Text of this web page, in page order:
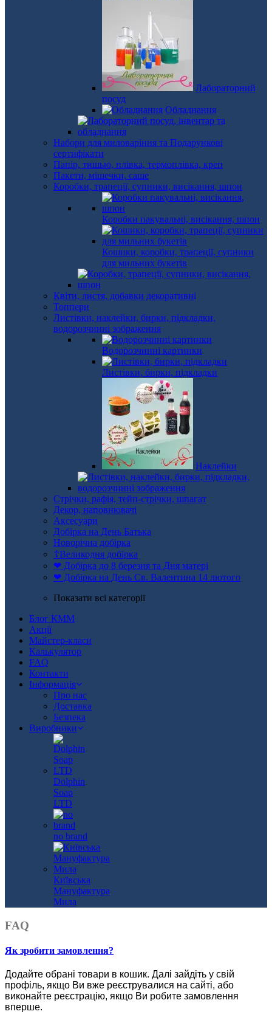
Лабораторний
посуд
Обладнання
Набори для миловаріння та Подарункові
сертифікати
Папір, тишью, плівка, термоплівка, креп
Пакети, мішечки, саше
Коробки, трапеції, супники, висікання, шпон
Коробки пакувальні, висікання, шпон
Кошики, коробки, трапеції, супники
для мильних букетів
Квіти, листя, добавки декоративні
Топпери
Листівки, наклейки, бирки, підкладки,
водорозчинні зображення
Водорозчинні картинки
Листівки, бирки, підкладки
Наклейки
Стрічки, рафія, тейп-стрічки, шпагат
Декор, наповнювачі
Аксесуари
Добірка на День Батька
Новорічна добірка
☦Великодня добірка
❤ Добірка до 8 березня та Дня матері
❤ Добірка на День Св. Валентина 14 лютого
Показати всі категорії
Блог КММ
Акції
Майстер-класи
Калькулятор
FAQ
Контакти
Інформація
Про нас
Доставка
Безпека
Виробники
Dolphin
Soap
LTD
no brand
Київська
Мануфактура
Мила
FAQ
Як зробити замовлення?
Додайте обрані товари в кошик. Далі зайдіть у свій
профіль, якщо Ви вже реєструвалися на сайті, або
виконайте реєстрацію, якщо Ви робите замовлення
вперше.